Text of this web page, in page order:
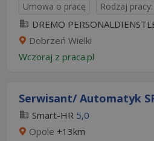
Umowa o pracę Rodzaj pracy:
DREMO
Dobrzeń Wielki
Wczoraj z praca.pl
Serwisant/ Automatyk
Smart-HR 5,0
Opole +13km